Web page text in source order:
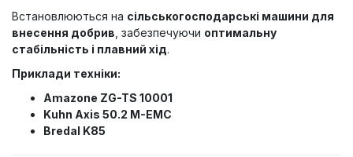
Встановлюються на сільськогосподарські машини для
внесення добрив , забезпечуючи оптимальну
стабільність і плавний хід.
Приклади техніки:
Amazone ZG-TS 10001
Kuhn Axis 50.2 M-EMC
Bredal K85